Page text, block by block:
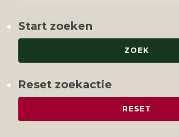
Start zoeken
Reset zoekactie